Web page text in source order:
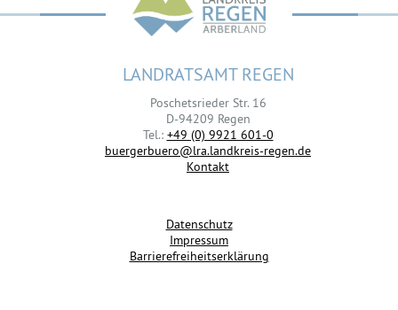
LANDRATSAMT REGEN
Poschetsrieder Str. 16
D-94209 Regen
Tel.: +49 (0) 9921 601-0
buergerbuero@lra.landkreis-regen.de
Kontakt
Datenschutz
Impressum
Barrierefreiheitserklärung